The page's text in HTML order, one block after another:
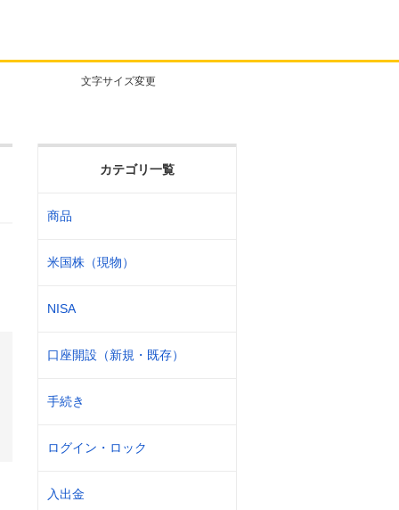
文字サイズ変更
カテゴリ一覧
商品
米国株（現物）
NISA
口座開設（新規・既存）
手続き
ログイン・ロック
入出金